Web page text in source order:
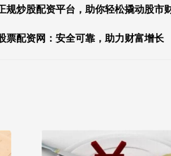
规炒股配资平台，助你轻松撬动股市
票配资网：安全可靠，助力财富增长